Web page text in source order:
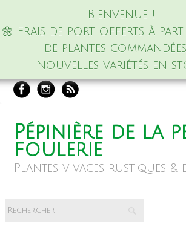
Bienvenue !
🌼 Frais de port offerts à
de plantes
Nouvelles variétés en
Pépinière de la
foulerie
Plantes vivaces rustiques &